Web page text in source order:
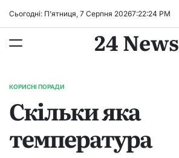
Сьогодні: П’ятниця, 7 Серпня 20267:22:25 PM
24 News
ОПУБЛІКУВАТИ
КОРИСНІ ПОРАДИ
Скільки яка
температура